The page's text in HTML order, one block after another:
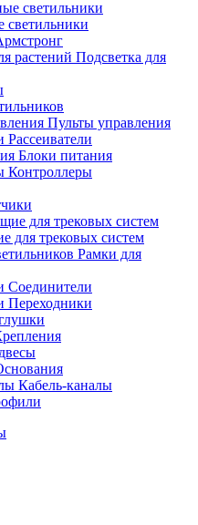
светильники
Подсветка для
Пульты управления
Рассеиватели
Блоки питания
Контроллеры
для трековых систем
Рамки для
Соединители
Переходники
Кабель-каналы